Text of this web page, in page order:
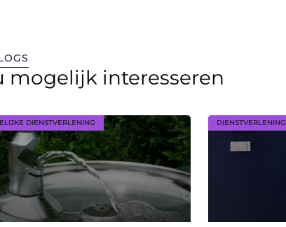
mogelijk interesseren
DIENSTVERLENING DIENSTVERLENING